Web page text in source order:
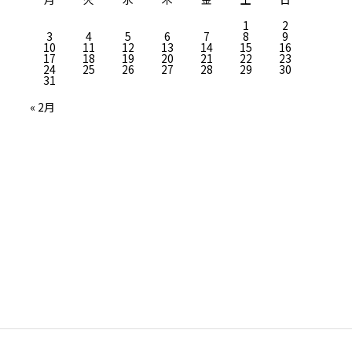
1
2
3 4 5 6 7 8 9
10 11 12 13 14 15 16
17 18 19 20 21 22 23
24 25 26 27 28 29 30
31
« 2月